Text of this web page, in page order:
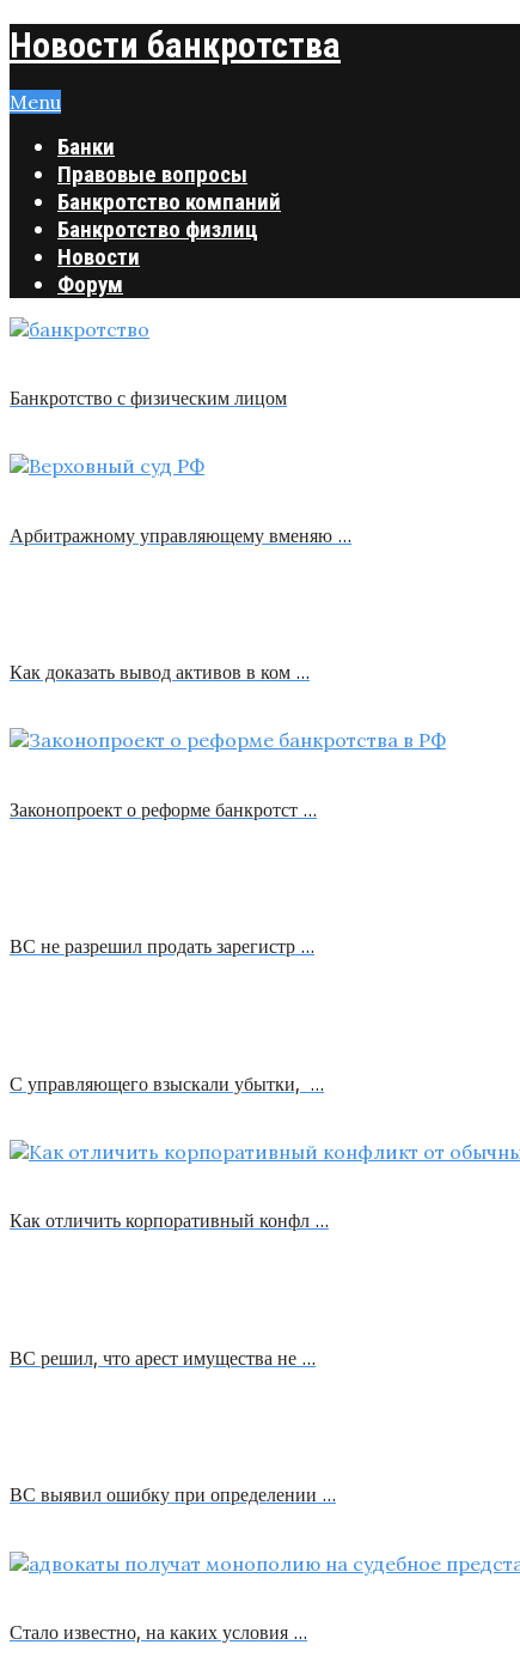
Новости банкротства
Menu
Банки
Правовые вопросы
Банкротство компаний
Банкротство физлиц
Новости
Форум
Банкротство с физическим лицом
Арбитражному управляющему вменяю …
Как доказать вывод активов в ком …
Законопроект о реформе банкротст …
ВС не разрешил продать зарегистр …
С управляющего взыскали убытки, …
Как отличить корпоративный конфл …
ВС решил, что арест имущества не …
ВС выявил ошибку при определении …
Стало известно, на каких условия …